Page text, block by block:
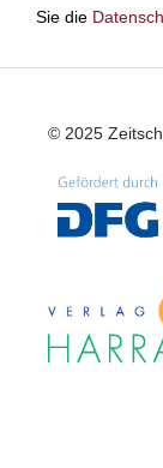
Sie die
© 2025